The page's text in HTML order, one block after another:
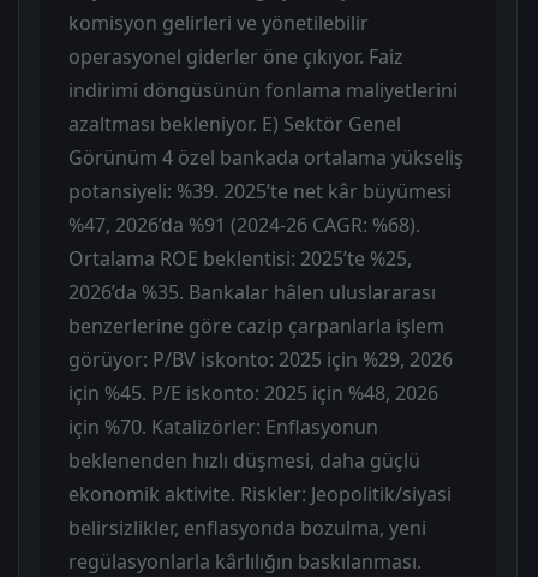
komisyon gelirleri ve yönetilebilir
operasyonel giderler öne çıkıyor. Faiz
indirimi döngüsünün fonlama maliyetlerini
azaltması bekleniyor. E) Sektör Genel
Görünüm 4 özel bankada ortalama yükseliş
potansiyeli: %39. 2025’te net kâr büyümesi
%47, 2026’da %91 (2024-26 CAGR: %68).
Ortalama ROE beklentisi: 2025’te %25,
2026’da %35. Bankalar hâlen uluslararası
benzerlerine göre cazip çarpanlarla işlem
görüyor: P/BV iskonto: 2025 için %29, 2026
için %45. P/E iskonto: 2025 için %48, 2026
için %70. Katalizörler: Enflasyonun
beklenenden hızlı düşmesi, daha güçlü
ekonomik aktivite. Riskler: Jeopolitik/siyasi
belirsizlikler, enflasyonda bozulma, yeni
regülasyonlarla kârlılığın baskılanması.